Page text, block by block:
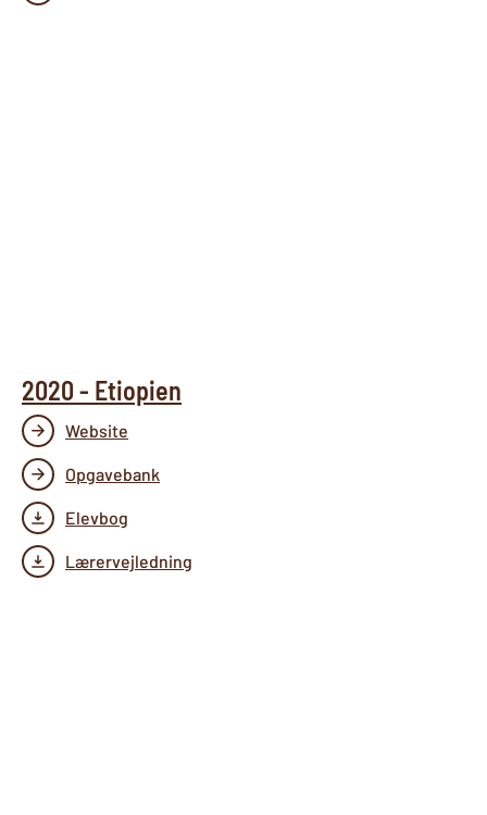
2020 - Etiopien
Website
Opgavebank
Elevbog
Lærervejledning